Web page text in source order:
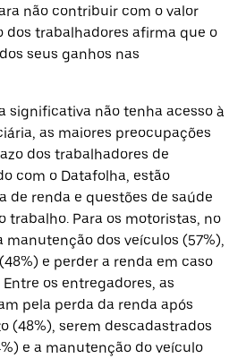
não contribuir com o valor
dos trabalhadores afirma que o
seus ganhos nas
significativa não tenha acesso à
as maiores preocupações
dos trabalhadores de
com o Datafolha, estão
de renda e questões de saúde
trabalho. Para os motoristas, no
manutenção dos veículos (57%),
e perder a renda em caso
os entregadores, as
pela perda da renda após
(48%), serem descadastrados
e a manutenção do veículo